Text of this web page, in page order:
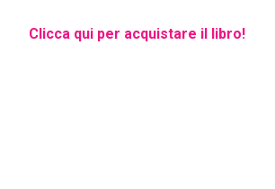
Clicca qui per acquistare il libro!